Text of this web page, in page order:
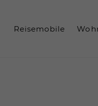
Reisemobile